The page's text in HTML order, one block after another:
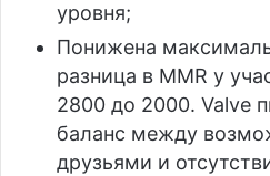
уровня;
Понижена
разница в MMR у
2800 до 2000. Valve
баланс между
друзьями и